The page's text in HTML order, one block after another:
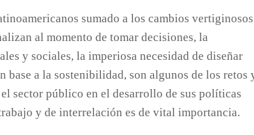
sumado a los cambios
al momento de tomar decisiones, la
y sociales, la imperiosa necesidad de diseñar
base a la sostenibilidad, son algunos de los retos
sector público en el desarrollo de sus políticas
y de interrelación es de vital importancia.